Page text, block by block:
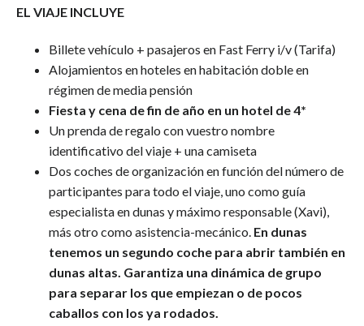
EL VIAJE INCLUYE
Billete vehículo + pasajeros en Fast Ferry i/v (Tarifa)
Alojamientos en hoteles en habitación doble en
régimen de media pensión
Fiesta y cena de fin de año en un hotel de 4*
Un prenda de regalo con vuestro nombre
identificativo del viaje + una camiseta
Dos coches de organización en función del número de
participantes para todo el viaje, uno como guía
especialista en dunas y máximo responsable (Xavi),
más otro como asistencia-mecánico. En dunas
tenemos un segundo coche para abrir también en
dunas altas. Garantiza una dinámica de grupo
para separar los que empiezan o de pocos
caballos con los ya rodados.